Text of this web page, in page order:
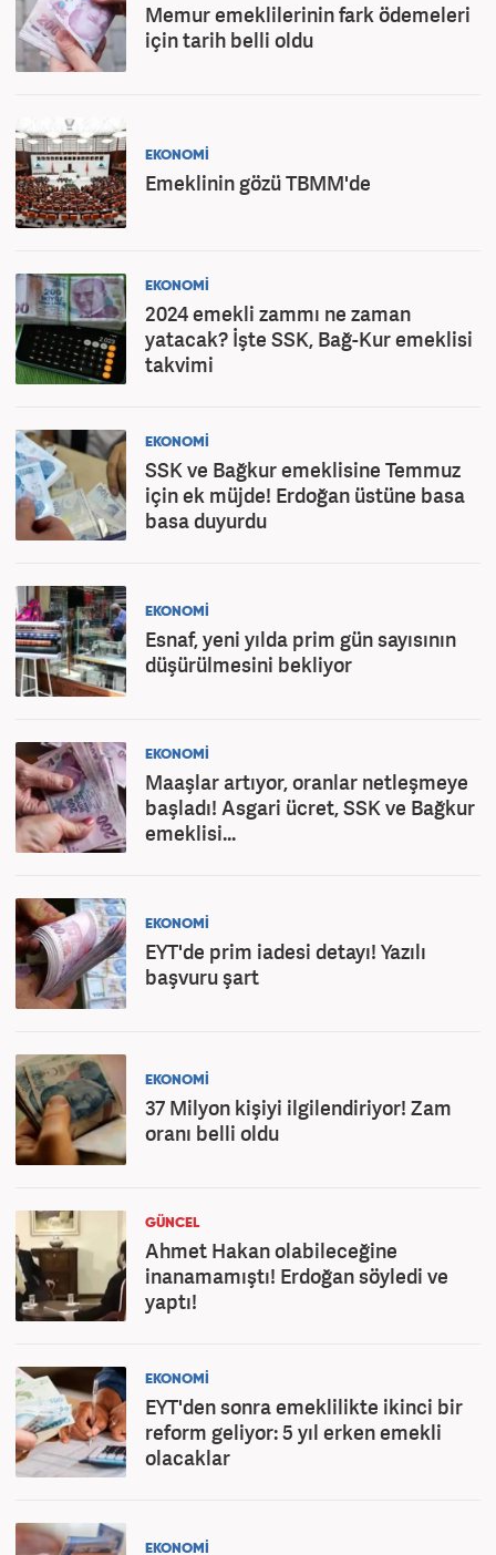
Memur emeklilerinin fark ödemeleri
için tarih belli oldu
EKONOMİ
Emeklinin gözü TBMM'de
EKONOMİ
2024 emekli zammı ne zaman
yatacak? İşte SSK, Bağ-Kur emeklisi
takvimi
EKONOMİ
SSK ve Bağkur emeklisine Temmuz
için ek müjde! Erdoğan üstüne basa
basa duyurdu
EKONOMİ
Esnaf, yeni yılda prim gün sayısının
düşürülmesini bekliyor
EKONOMİ
Maaşlar artıyor, oranlar netleşmeye
başladı! Asgari ücret, SSK ve Bağkur
emeklisi...
EKONOMİ
EYT'de prim iadesi detayı! Yazılı
başvuru şart
EKONOMİ
37 Milyon kişiyi ilgilendiriyor! Zam
oranı belli oldu
GÜNCEL
Ahmet Hakan olabileceğine
inanamamıştı! Erdoğan söyledi ve
yaptı!
EKONOMİ
EYT'den sonra emeklilikte ikinci bir
reform geliyor: 5 yıl erken emekli
olacaklar
EKONOMİ